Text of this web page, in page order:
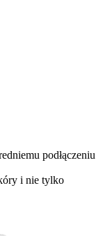
podłączeniu
i nie tylko